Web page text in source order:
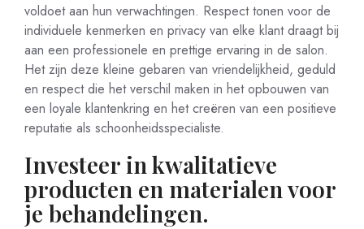
voldoet aan hun verwachtingen. Respect tonen voor de
individuele kenmerken en privacy van elke klant draagt bij
aan een professionele en prettige ervaring in de salon.
Het zijn deze kleine gebaren van vriendelijkheid, geduld
en respect die het verschil maken in het opbouwen van
een loyale klantenkring en het creëren van een positieve
reputatie als schoonheidsspecialiste.
Investeer in kwalitatieve
producten en materialen voor
je behandelingen.